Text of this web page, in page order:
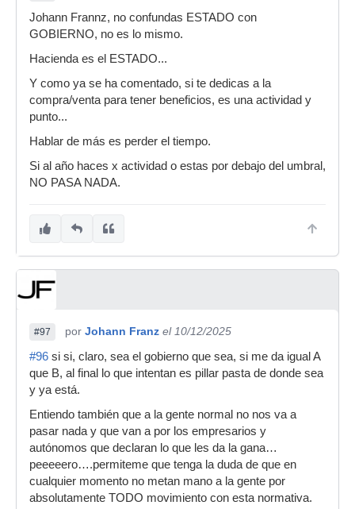
Johann Frannz, no confundas ESTADO con
GOBIERNO, no es lo mismo.
Hacienda es el ESTADO...
Y como ya se ha comentado, si te dedicas a la
compra/venta para tener beneficios, es una actividad y
punto...
Hablar de más es perder el tiempo.
Si al año haces x actividad o estas por debajo del umbral,
NO PASA NADA.
#97 por Johann Franz el 10/12/2025
#96 si si, claro, sea el gobierno que sea, si me da igual A
que B, al final lo que intentan es pillar pasta de donde sea
y ya está.
Entiendo también que a la gente normal no nos va a
pasar nada y que van a por los empresarios y
autónomos que declaran lo que les da la gana…
peeeeero….permiteme que tenga la duda de que en
cualquier momento no metan mano a la gente por
absolutamente TODO movimiento con esta normativa.